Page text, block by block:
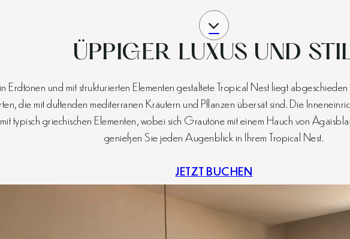
ÜPPIGER LUXUS UND
Erdtönen und mit strukturierten Elementen gestaltete Tropical Nest liegt
die mit duftenden mediterranen Kräutern und Pflanzen übersät sind. Die
typisch griechischen Elementen, wobei sich Grautöne mit einem Hauch von
genießen Sie jeden Augenblick in Ihrem Tropical Nest.
JETZT BUCHEN